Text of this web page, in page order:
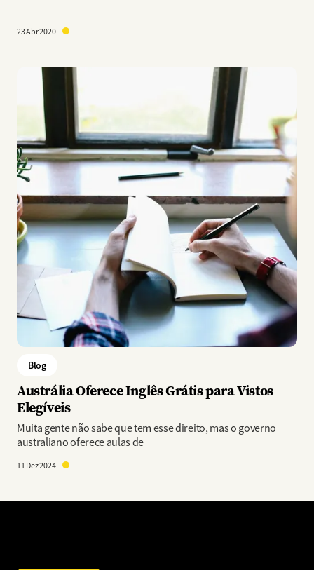
23 Abr 2020
Imagem
Blog
Austrália Oferece Inglês Grátis para Vistos
Elegíveis
Muita gente não sabe que tem esse direito, mas o governo
australiano oferece aulas de
11 Dez 2024